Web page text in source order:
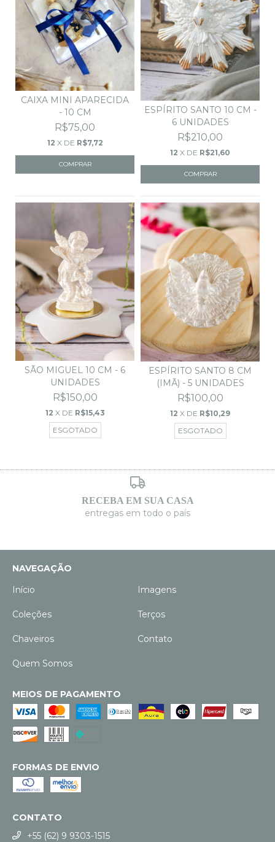
CAIXA MINI APARECIDA
- 10 CM
R$75,00
12 X DE R$7,72
ESPÍRITO SANTO 10 CM -
6 UNIDADES
R$210,00
12 X DE R$21,60
SÃO MIGUEL 10 CM - 6
UNIDADES
R$150,00
12 X DE R$15,43
ESGOTADO
ESPÍRITO SANTO 8 CM
(IMÃ) - 5 UNIDADES
R$100,00
12 X DE R$10,29
ESGOTADO
RECEBA EM SUA CASA
entregas em todo o país
NAVEGAÇÃO
Início
Imagens
Coleções Terços
Chaveiros Contato
Quem Somos
MEIOS DE PAGAMENTO
FORMAS DE ENVIO
CONTATO
+55 (62) 9 9303-1515